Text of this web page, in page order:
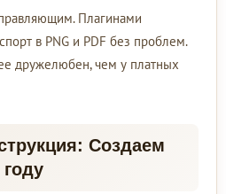
Плагинами
в PNG и PDF без проблем.
дружелюбен, чем у платных
Создаем